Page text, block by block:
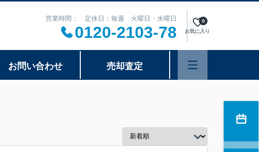
営業時間： 定休日：毎週 火曜日・水曜日
0120-2103-78 お気に入り
0
お問い合わせ 売却査定